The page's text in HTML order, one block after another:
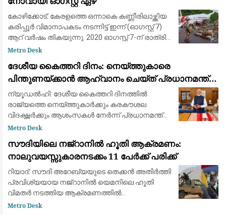
കോഴിക്കോട്: കേരളത്തെ ഒന്നാകെ കണ്ണീരിലാഴ്ത്തിയ
കരിപ്പൂർ വിമാനാപകടം നടന്നിട്ട് ഇന്ന് (ഓഗസ്റ്റ് 7)
ആറ് വർഷം തികയുന്നു. 2020 ഓഗസ്റ്റ് 7-ന് രാത്രി
കനത്ത മഴയത്ത് ദുബായിൽ നിന്ന് എത്തിയ എയർ
Metro Desk
ദേശീയ കൈത്തറി ദിനം: നെയ്ത്തുകാരെ
പിന്തുണയ്ക്കാൻ ആഹ്വാനം ചെയ്ത് പ്രധാനമന്ത്രി
നരേന്ദ്ര മോദി
ന്യൂഡൽഹി: ദേശീയ കൈത്തറി ദിനത്തിൽ
രാജ്യത്തെ നെയ്ത്തുകാർക്കും കരകൗശല
വിദഗ്ദ്ധർക്കും ആശംസകൾ നേർന്ന് പ്രധാനമന്ത്രി
നരേന്ദ്ര മോദി. ഇന്ത്യയുടെ സമ്പന്നമായ
മാറ്റിവെച്ച
Metro Desk
സൗദിയിലെ നജ്‌റാനിൽ ഹൂതി ആക്രമണം:
നാലുവയസ്സുകാരനടക്കം 11 പേർക്ക് പരിക്ക്
റിയാദ്: സൗദി അറേബ്യയുടെ തെക്കൻ അതിർത്തി
പ്രവിശ്യയായ നജ്‌റാനിൽ യെമനിലെ ഹൂതി
വിമതർ നടത്തിയ ആക്രമണത്തിൽ
നാലുവയസ്സുകാരൻ ഉൾപ്പെടെ 11 പേർക്ക്
Metro Desk